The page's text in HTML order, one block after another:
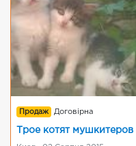
Продаж Договірна
Трое котят мушкитеров